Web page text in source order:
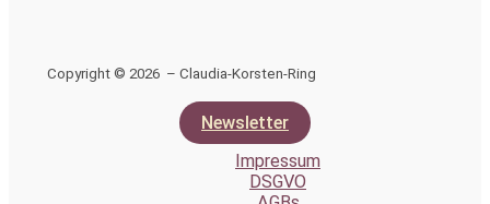
Copyright © 2026 – Claudia-Korsten-Ring
Newsletter
Impressum
DSGVO